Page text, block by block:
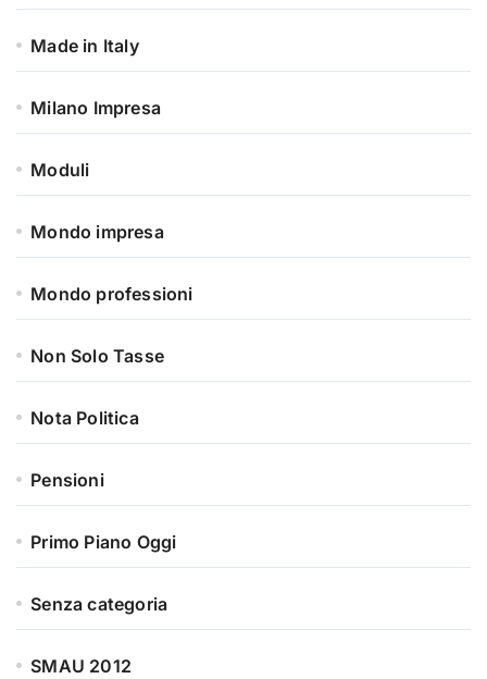
Made in Italy
Milano Impresa
Moduli
Mondo impresa
Mondo professioni
Non Solo Tasse
Nota Politica
Pensioni
Primo Piano Oggi
Senza categoria
SMAU 2012